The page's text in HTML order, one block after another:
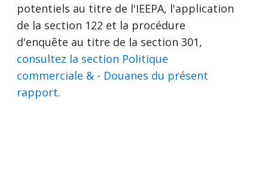
potentiels au titre de l'IEEPA, l'application
de la section 122 et la procédure
d'enquête au titre de la section 301,
consultez la section Politique
commerciale & - Douanes du présent
rapport.